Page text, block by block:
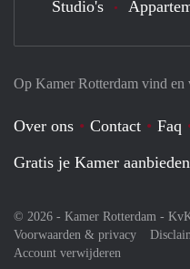
Op Kamer Rotterdam vind
Over ons Contact Faq
Gratis je Kamer
© 2026 - Kamer Rotterdam -
Voorwaarden & privacy
Account verwijderen
Studio's